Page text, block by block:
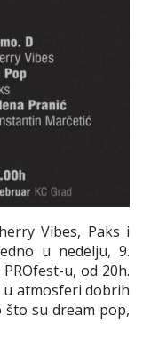
Vibes, Paks i
u nedelju, 9.
u, od 20h.
u atmosferi dobrih
su dream pop,